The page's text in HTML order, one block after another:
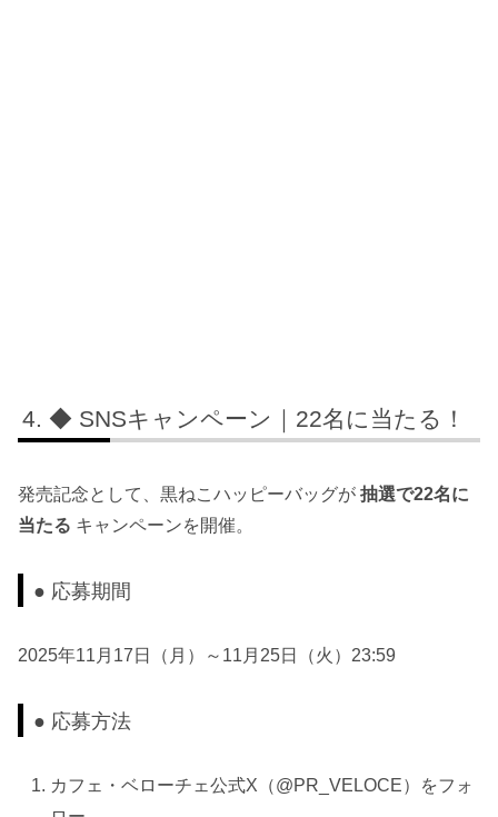
◆ SNSキャンペーン｜22名に当たる！
発売記念として、黒ねこハッピーバッグが 抽選で22名に
当たる キャンペーンを開催。
● 応募期間
2025年11月17日（月）～11月25日（火）23:59
● 応募方法
カフェ・ベローチェ公式X（@PR_VELOCE）をフォ